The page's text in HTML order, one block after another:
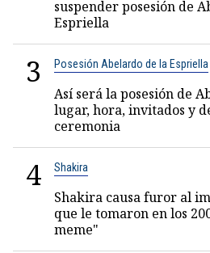
suspender posesión de
Espriella
3 Posesión Abelardo de la Espriella
Así será la posesión de
lugar, hora, invitados y
ceremonia
4 Shakira
Shakira causa furor al
que le tomaron en los
meme"